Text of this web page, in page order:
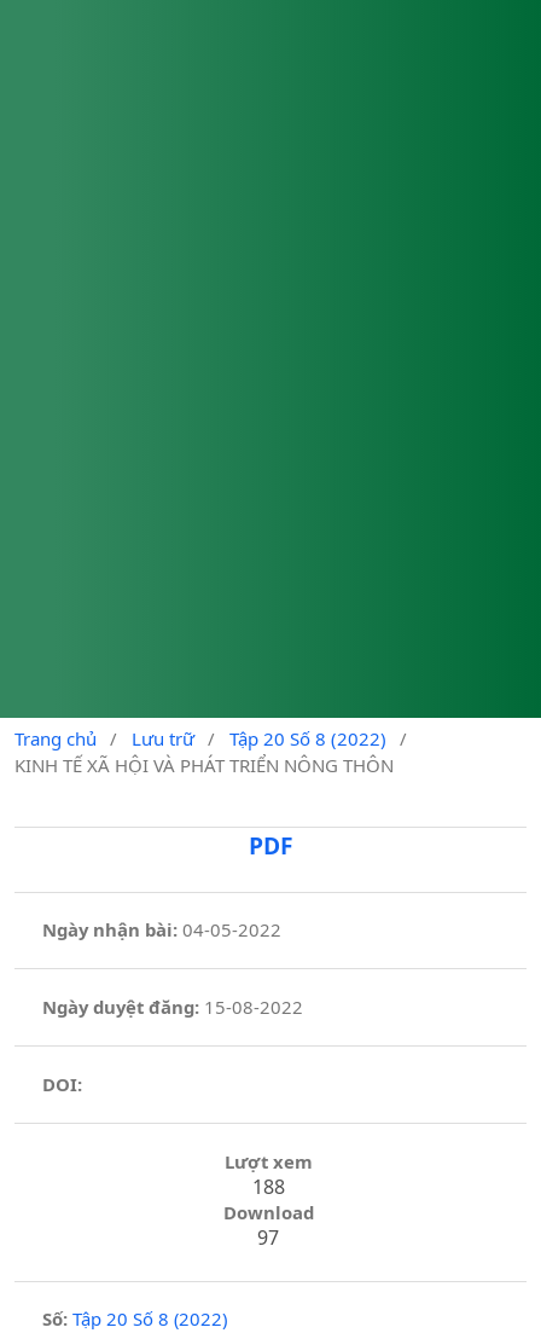
Trang chủ / Lưu trữ / Tập 20 Số 8 (2022)
/
KINH TẾ XÃ HỘI VÀ PHÁT TRIỂN NÔNG THÔN
PDF
Ngày nhận bài: 04-05-2022
Ngày duyệt đăng:15-08-2022
DOI:
Lượt xem
188
Download
97
Số: Tập 20 Số 8 (2022)